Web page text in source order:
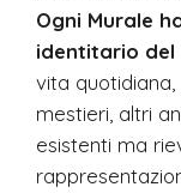
Ogni Murale
identitario del
vita
mestieri, altri
esistenti ma